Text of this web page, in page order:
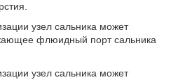
узел сальника может
флюидный порт сальника
узел сальника может